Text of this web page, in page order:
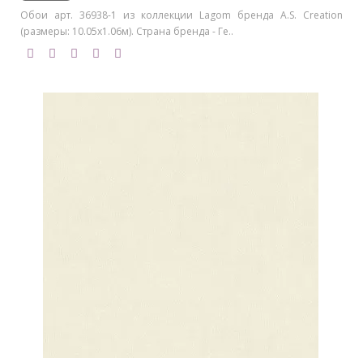
Обои арт. 36938-1 из коллекции Lagom бренда A.S. Creation
(размеры: 10.05х1.06м). Страна бренда - Ге..